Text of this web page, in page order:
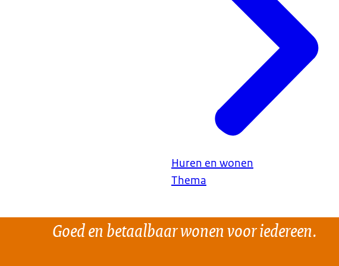
percentage van de rekenhuur
vergoedingspercentage boven
wijziging gaat dan de eerste dag
Huren en wonen
Thema
Goed en betaalbaar wonen voor iedereen.